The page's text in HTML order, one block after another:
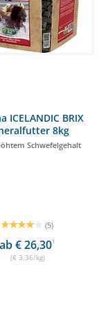
ICELANDIC BRIX
8kg
Schwefelgehalt
(5)
ab € 26,301
(€ 3,36/kg)